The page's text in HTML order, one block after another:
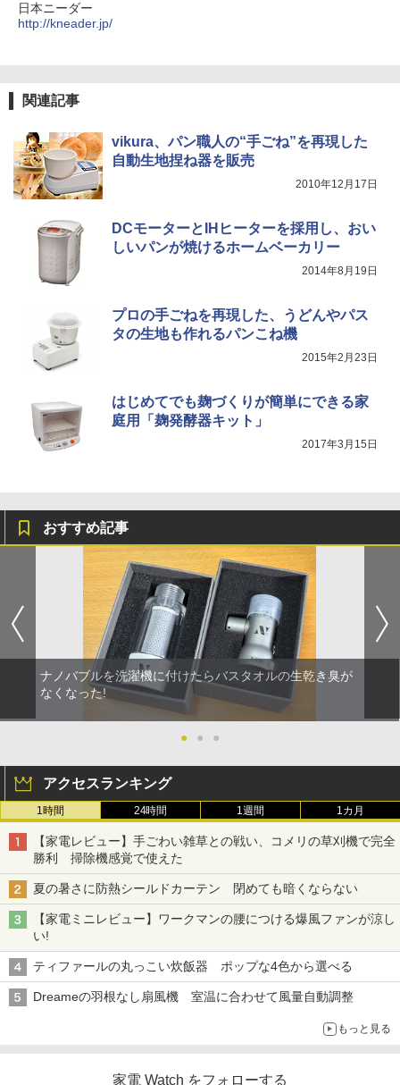
日本ニーダー
http://kneader.jp/
関連記事
vikura、パン職人の“手ごね”を再現した
自動生地捏ね器を販売
2010年12月17日
DCモーターとIHヒーターを採用し、おい
しいパンが焼けるホームベーカリー
2014年8月19日
プロの手ごねを再現した、うどんやパス
タの生地も作れるパンこね機
2015年2月23日
はじめてでも麹づくりが簡単にできる家
庭用「麹発酵器キット」
2017年3月15日
おすすめ記事
ナノバブルを洗濯機に付けたらバスタオルの生乾き臭が
なくなった!
● ● ●
アクセスランキング
1時間 24時間 1週間 1カ月
【家電レビュー】手ごわい雑草との戦い、コメリの草刈機で完全
勝利 掃除機感覚で使えた
夏の暑さに防熱シールドカーテン 閉めても暗くならない
【家電ミニレビュー】ワークマンの腰につける爆風ファンが涼し
い!
ティファールの丸っこい炊飯器 ポップな4色から選べる
Dreameの羽根なし扇風機 室温に合わせて風量自動調整
もっと見る
家電 Watch をフォローする